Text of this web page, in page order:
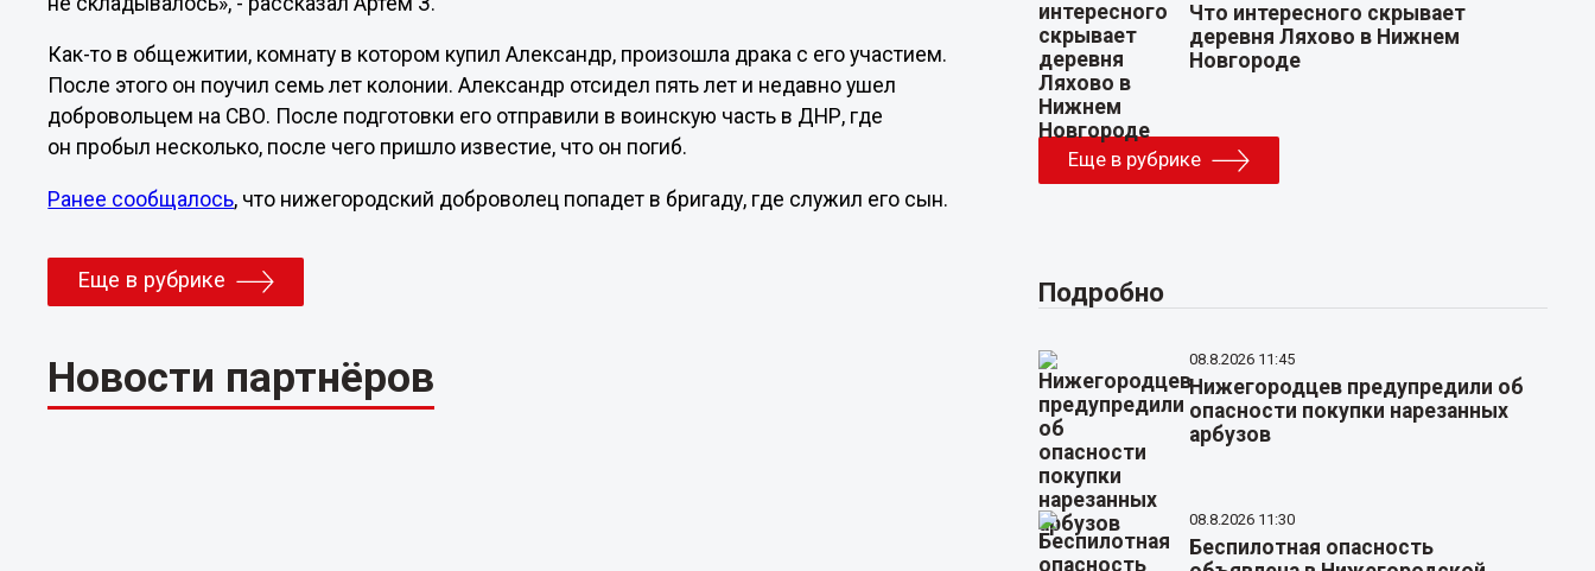
Как-то в общежитии, комнату в котором купил Александр, произошла драка с его участием.
После этого он поучил семь лет колонии. Александр отсидел пять лет и недавно ушел
добровольцем на СВО. После подготовки его отправили в воинскую часть в ДНР, где
он пробыл несколько, после чего пришло известие, что он погиб.
Ранее сообщалось, что нижегородский доброволец попадет в бригаду, где служил его сын.
Еще в рубрике
Новости партнёров
Что интересного скрывает
деревня Ляхово в Нижнем
Новгороде
Еще в рубрике
Подробно
08.8.2026 11:45
Нижегородцев предупредили об
опасности покупки нарезанных
арбузов
08.8.2026 11:30
Беспилотная опасность